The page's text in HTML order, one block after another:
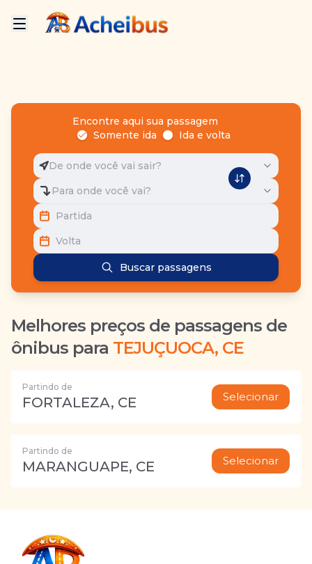
Encontre aqui sua passagem
Somente ida
Ida e volta
De onde você vai sair?
Para onde você vai?
Partida
Volta
Buscar passagens
Melhores preços de passagens de
ônibus para TEJUÇUOCA, CE
Partindo de
FORTALEZA, CE Selecionar
Partindo de
MARANGUAPE, CE Selecionar